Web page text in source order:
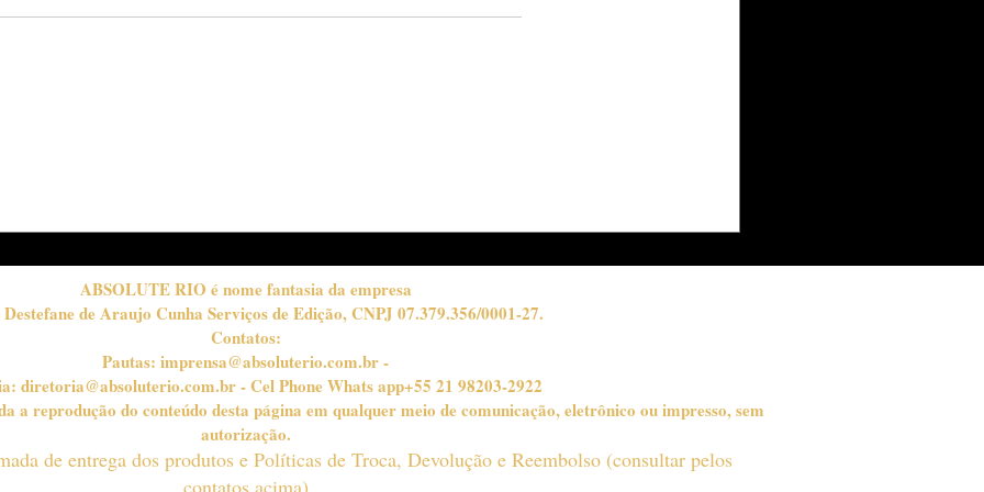
Teatro Bradesco
ABSOLUTE RIO é nome fantasia da empresa
de Araujo Cunha Serviços de Edição, CNPJ 07.379.356/0001-27.
Contatos:
Pautas: imprensa@absoluterio.com.br-
diretoria@absoluterio.com.br- Cel Phone Whats app+55 21 98203-2922
a reprodução do conteúdo desta página em qualquer meio de comunicação, eletrônico ou impresso, sem
autorização.
de entrega dos produtos e Políticas de Troca, Devolução e Reembolso (consultar pelos
contatos acima)